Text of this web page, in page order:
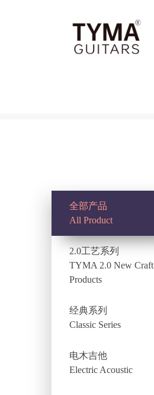
全部产品
All Product
2.0工艺系列
TYMA 2.0 New Craft
Products
经典系列
Classic Series
电木吉他
Electric Acoustic